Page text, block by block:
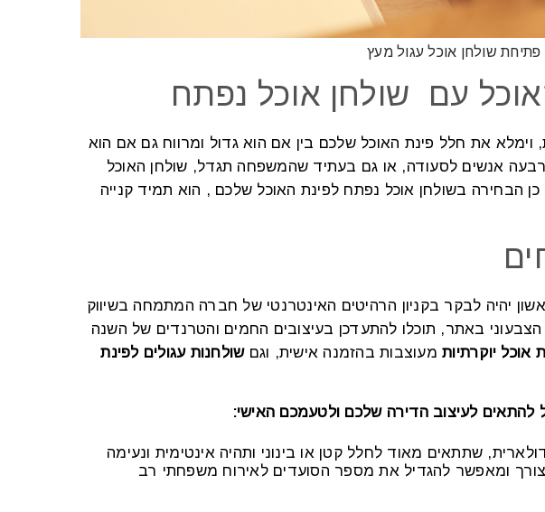
פתיחת שולחן אוכל עגול מעץ
עם שולחן אוכל נפתח
את חלל פינת האוכל שלכם בין אם הוא גדול ומרווח גם אם הוא
אנשים לסעודה, או גם בעתיד שהמשפחה תגדל, שולחן האוכל
בשולחן אוכל נפתח לפינת האוכל שלכם , הוא תמיד קנייה
יהיה לבקר בקניון הרהיטים האינטרנטי של חברה המתמחה בשיווק
הצבעוני באתר, תוכלו להתעדכן בעיצובים החמים והטרנדים של השנה
אוכל יוקרתיות מעוצבות בהזמנה אישית, וגםשולחנות עגולים לפינת
להתאים לעיצוב הדירה שלכם ולטעמכם האישי:
שתתאים מאוד לחלל קטן או בינוני ותהיה אינטימית ונעימה
ומאפשר להגדיל את מספר הסועדים לאירוח משפחתי רב